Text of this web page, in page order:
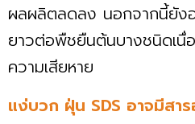
ผลผลิตลดลง นอกจากนี้ยังอ
ยาวต่อพืชยืนต้นบางชนิดเนื่
ความเสียหาย
แง่บวก ฝุ่น SDS อาจมีสาร